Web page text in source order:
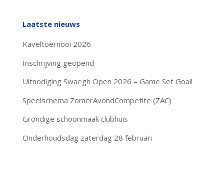
Laatste nieuws
Kaveltoernooi 2026
Inschrijving geopend
Uitnodiging Swaegh Open 2026 – Game Set Goal!
Speelschema ZomerAvondCompetite (ZAC)
Grondige schoonmaak clubhuis
Onderhoudsdag zaterdag 28 februari